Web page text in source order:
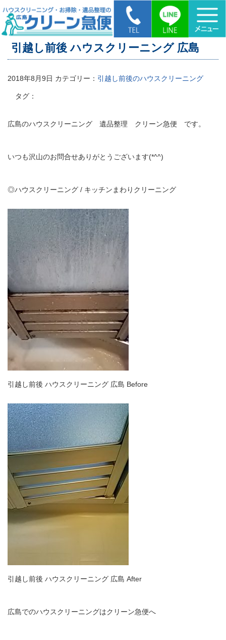
HOME > 引越し前後 ハウスクリーニング 広島
引越し前後 ハウスクリーニング 広島
2018年8月9日 カテゴリー： 引越し前後のハウスクリーニング
タグ：
広島のハウスクリーニング 遺品整理 クリーン急便 です。
いつも沢山のお問合せありがとうございます(*^^)
◎ハウスクリーニング / キッチンまわりクリーニング
引越し前後 ハウスクリーニング 広島 Before
引越し前後 ハウスクリーニング 広島 After
広島でのハウスクリーニングはクリーン急便へ